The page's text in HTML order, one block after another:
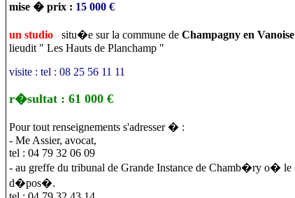
mise � prix : 15 000 €
un studio situ�e sur la commune de Champagny en Vanoise
lieudit " Les Hauts de Planchamp "
visite : tel : 08 25 56 11 11
r�sultat : 61 000 €
Pour tout renseignements s'adresser � :
- Me Assier, avocat,
tel : 04 79 32 06 09
- au greffe du tribunal de Grande Instance de Chamb�ry o�
d�pos�.